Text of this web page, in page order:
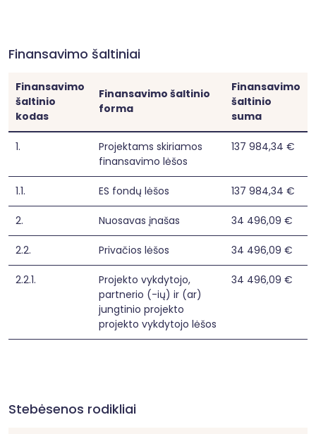
Finansavimo šaltiniai
Finansavimo
šaltinio
kodas
Finansavimo šaltinio
forma
Finansavimo
šaltinio
suma
1.
Projektams skiriamos
finansavimo lėšos
137 984,34 €
1.1. ES fondų lėšos 137 984,34 €
2. Nuosavas įnašas 34 496,09 €
2.2. Privačios lėšos 34 496,09 €
2.2.1.
Projekto vykdytojo,
partnerio (-ių) ir (ar)
jungtinio projekto
projekto vykdytojo lėšos
34 496,09 €
Stebėsenos rodikliai